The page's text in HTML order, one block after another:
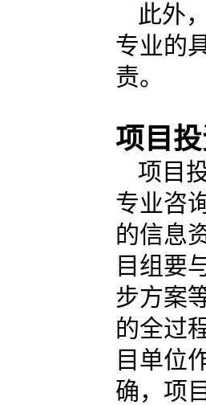
此外
专业的
责。
项目
项目
专业咨
的信息
目组要
步方案
的全过
目单位
确，项